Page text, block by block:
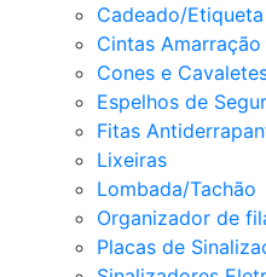
Cadeado/
Cintas Amarração
Cones e
Espelhos de
Fitas
Lixeiras
Lombada/Tachão
Organizador de
Placas de